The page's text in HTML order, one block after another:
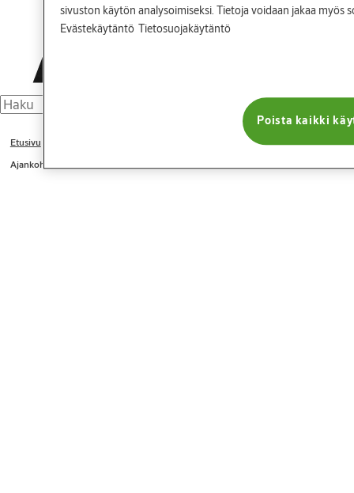
Etusivu
Ajankohtaista
sivuston käytön analysoimiseksi. Tietoja voidaan jakaa myös
Evästekäytäntö Tietosuojakäytäntö
Poista kaikki